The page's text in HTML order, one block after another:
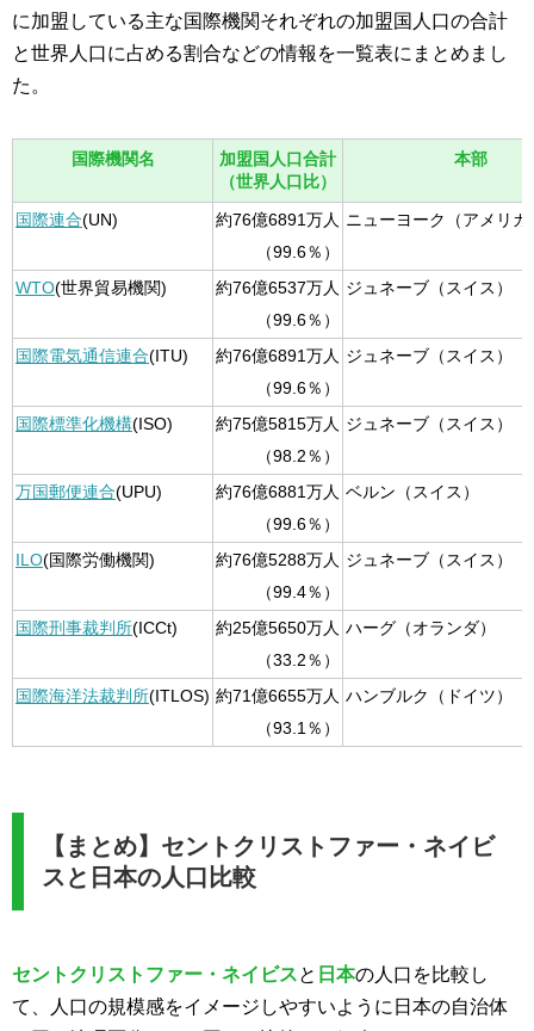
に加盟している主な国際機関それぞれの加盟国人口の合計
と世界人口に占める割合などの情報を一覧表にまとめまし
た。
国際機関名
加盟国人口合計
（世界人口比）
本部
国際連合(UN)
約76億6891万人
（99.6％）
ニューヨーク（アメリカ
WTO(世界貿易機関)
約76億6537万人
（99.6％）
ジュネーブ（スイス）
国際電気通信連合(ITU)
約76億6891万人
（99.6％）
ジュネーブ（スイス）
国際標準化機構(ISO)
約75億5815万人
（98.2％）
ジュネーブ（スイス）
万国郵便連合(UPU)
約76億6881万人
（99.6％）
ベルン（スイス）
ILO(国際労働機関)
約76億5288万人
（99.4％）
ジュネーブ（スイス）
国際刑事裁判所(ICCt)
約25億5650万人
（33.2％）
ハーグ（オランダ）
国際海洋法裁判所(ITLOS) 約71億6655万人
（93.1％）
ハンブルク（ドイツ）
【まとめ】セントクリストファー・ネイビ
スと日本の人口比較
セントクリストファー・ネイビスと 日本の人口を比較し
て、人口の規模感をイメージしやすいように日本の自治体